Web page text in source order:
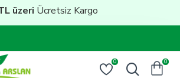
Ücretsiz Kargo
0 0